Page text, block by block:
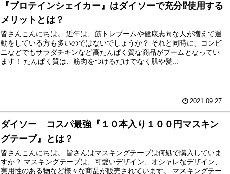
『プロテインシェイカー』はダイソーで充分⁉使用する
メリットとは？
皆さんこんにちは。 近年は、筋トレブームや健康志向な人が増えて運
動をしている方も多いのではないでしょうか？ それと同時に、コンビ
ニなどでもサラダチキンなど高たんぱく質な商品がブームとなってい
ます！ たんぱく質は、筋肉をつけるだけでなく肌や髪...
2021.09.27
ダイソー コスパ最強『１０本入り１００円マスキン
グテープ』とは？
皆さんこんにちは。 皆さんはマスキングテープは何処で購入していま
すか？ マスキングテープは、可愛いデザイン、オシャレなデザイン、
実用性のある物など様々な商品が販売されています。 マスキングテー